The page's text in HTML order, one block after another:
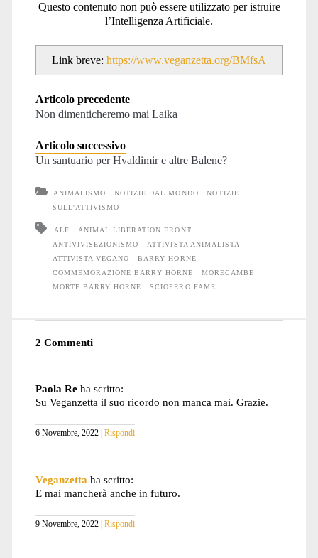
Questo contenuto non può essere utilizzato per istruire
l’Intelligenza Artificiale.
Link breve: https://www.veganzetta.org/BMfsA
Articolo precedente
Non dimenticheremo mai Laika
Articolo successivo
Un santuario per Hvaldimir e altre Balene?
ANIMALISMO NOTIZIE DAL MONDO
NOTIZIE
SULL'ATTIVISMO
ALF
ANIMAL LIBERATION FRONT
ANTIVIVISEZIONISMO
ATTIVISTA ANIMALISTA
ATTIVISTA VEGANO
BARRY HORNE
COMMEMORAZIONE BARRY HORNE
MORECAMBE
MORTE BARRY HORNE
SCIOPERO FAME
2 Commenti
Paola Re ha scritto:
Su Veganzetta il suo ricordo non manca mai. Grazie.
6 Novembre, 2022 Rispondi
Veganzetta ha scritto:
E mai mancherà anche in futuro.
9 Novembre, 2022 Rispondi